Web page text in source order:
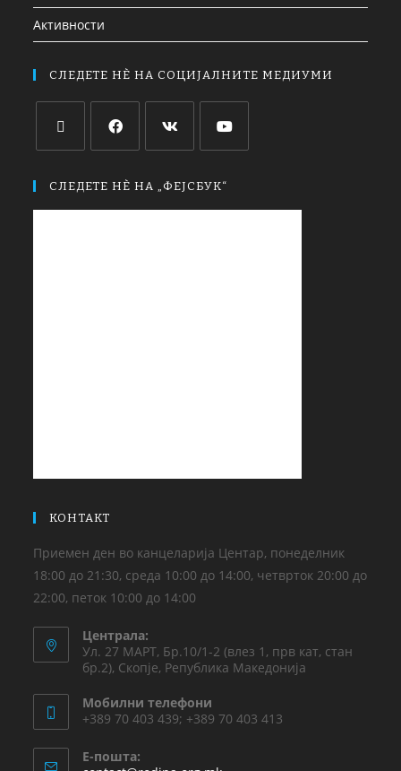
Активности
СЛЕДЕТЕ НЀ НА СОЦИЈАЛНИТЕ МЕДИУМИ
СЛЕДЕТЕ НЀ НА „ФЕЈСБУК“
КОНТАКТ
Приемен ден во канцеларија Центар, понеделник
18:00 до 21:30, среда 10:00 до 14:00, четврток 20:00 до
22:00, петок 10:00 до 14:00
Централа:
Ул. 27 МАРТ, Бр.10/1-2 (влез 1, прв кат, стан
бр.2), Скопје, Република Македонија
Мобилни телефони
+389 70 403 439; +389 70 403 413
Е-пошта: